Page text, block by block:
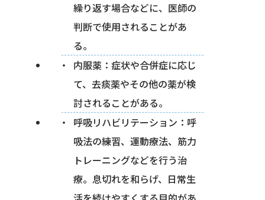
繰り返す場合などに、医師の
判断で使用されることがあ
る。
内服薬：症状や合併症に応じ
て、去痰薬やその他の薬が検
討されることがある。
呼吸リハビリテーション：呼
吸法の練習、運動療法、筋力
トレーニングなどを行う治
療。息切れを和らげ、日常生